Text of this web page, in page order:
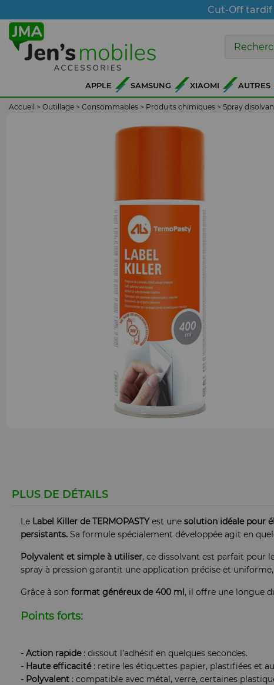
Cut-Off tardif
APPLE SAMSUNG XIAOMI AUTRES
Accueil > Outillage > Consommables > Produits chimiques > Spray
PLUS DE DÉTAILS
Le Label Killer de TERMOPASTYest une solution idéale pour
persistants. Sa formule spécialement développée agit en
Polyvalent et simple à utiliser, ce dissolvant est parfait pour
spray à pression garantit une application précise et
Grâce à son format généreux de 400 ml, il offre une longue
Points forts:
- Action rapide: dissout l’adhésif en quelques secondes.
- Haute efficacité: retire les étiquettes papier, plastifiées et
- Polyvalent : compatible avec métal, verre, certaines